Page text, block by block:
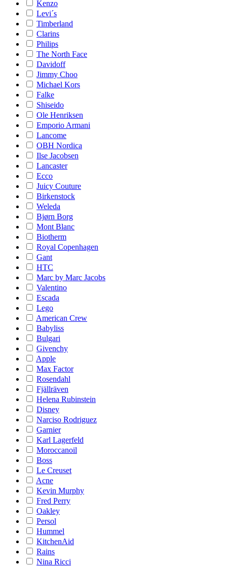
Kenzo
Levi´s
Timberland
Clarins
Philips
The North Face
Davidoff
Jimmy Choo
Michael Kors
Falke
Shiseido
Ole Henriksen
Emporio Armani
Lancome
OBH Nordica
Ilse Jacobsen
Lancaster
Ecco
Juicy Couture
Birkenstock
Weleda
Bjørn Borg
Mont Blanc
Biotherm
Royal Copenhagen
Gant
HTC
Marc by Marc Jacobs
Valentino
Escada
Lego
American Crew
Babyliss
Bulgari
Givenchy
Apple
Max Factor
Rosendahl
Fjällräven
Helena Rubinstein
Disney
Narciso Rodriguez
Garnier
Karl Lagerfeld
Moroccanoil
Boss
Le Creuset
Acne
Kevin Murphy
Fred Perry
Oakley
Persol
Hummel
KitchenAid
Rains
Nina Ricci